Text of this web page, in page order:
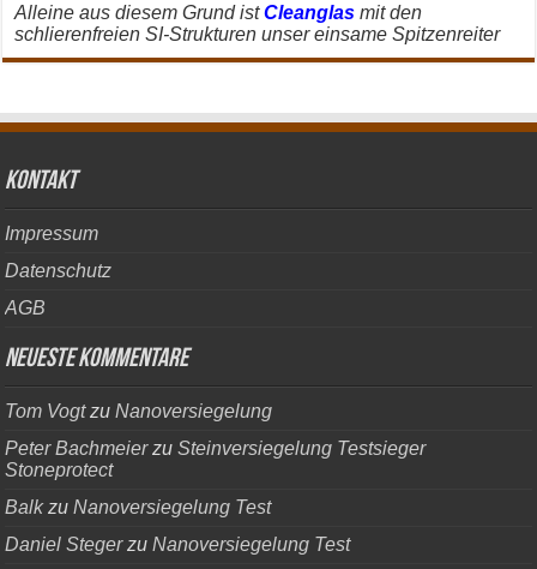
Alleine aus diesem Grund istCleanglas mit den
schlierenfreien SI-Strukturen unser einsame Spitzenreiter
kontakt
Impressum
Datenschutz
AGB
Neueste Kommentare
Tom VogtzuNanoversiegelung
Peter BachmeierzuSteinversiegelung Testsieger
Stoneprotect
BalkzuNanoversiegelung Test
Daniel StegerzuNanoversiegelung Test